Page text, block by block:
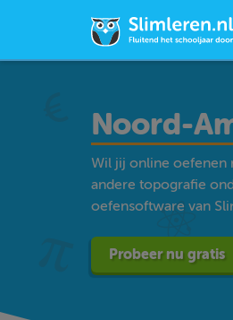
Noord-
Wil jij online oefenen
andere topografie
oefensoftware van
Probeer nu gratis